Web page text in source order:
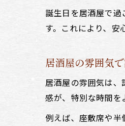
誕生日を居酒屋で
す。これにより、安
居酒屋の雰囲気
居酒屋の雰囲気は
感が、特別な時間を
例えば、座敷席や半